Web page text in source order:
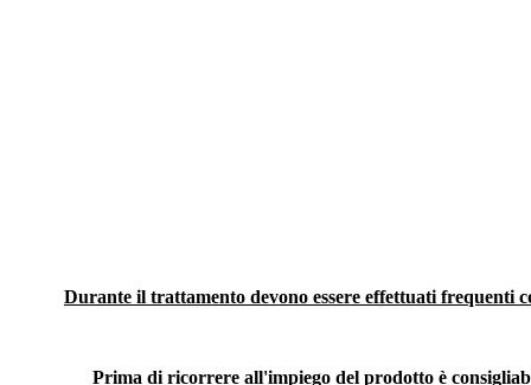
Durante il trattamento devono essere effettuati frequenti
Prima di ricorrere all'impiego del prodotto è